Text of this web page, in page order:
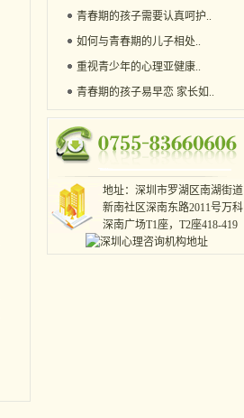
青春期的孩子需要认真呵护..
如何与青春期的儿子相处..
重视青少年的心理亚健康..
青春期的孩子易早恋 家长如..
地址：深圳市罗湖区南湖街道
新南社区深南东路2011号万科
深南广场T1座，T2座418-419